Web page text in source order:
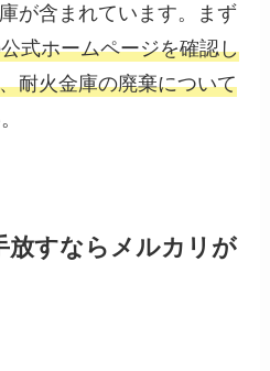
が含まれています。まず
式ホームページを確認し
耐火金庫の廃棄について
放すならメルカリが